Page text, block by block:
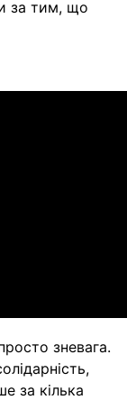
за тим, що
зневага.
за кілька